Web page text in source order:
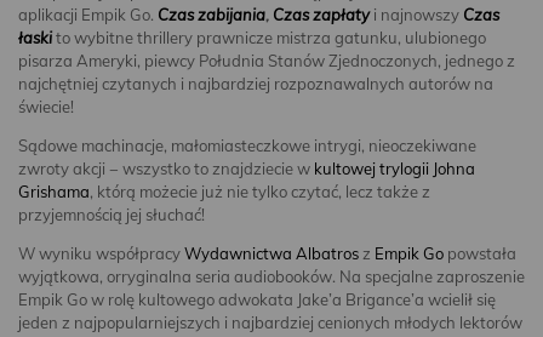
aplikacji Empik Go. Czas zabijania, Czas zapłatyi najnowszy Czas
łaskito wybitne thrillery prawnicze mistrza gatunku, ulubionego
pisarza Ameryki, piewcy Południa Stanów Zjednoczonych, jednego z
najchętniej czytanych i najbardziej rozpoznawalnych autorów na
świecie!
Sądowe machinacje, małomiasteczkowe intrygi, nieoczekiwane
zwroty akcji − wszystko to znajdziecie w kultowej trylogii Johna
Grishama, którą możecie już nie tylko czytać, lecz także z
przyjemnością jej słuchać!
W wyniku współpracyWydawnictwa Albatrosz Empik Go powstała
wyjątkowa, orryginalna seria audiobooków. Na specjalne zaproszenie
Empik Go w rolę kultowego adwokata Jake’a Brigance’a wcielił się
jeden z najpopularniejszych i najbardziej cenionych młodych lektorów